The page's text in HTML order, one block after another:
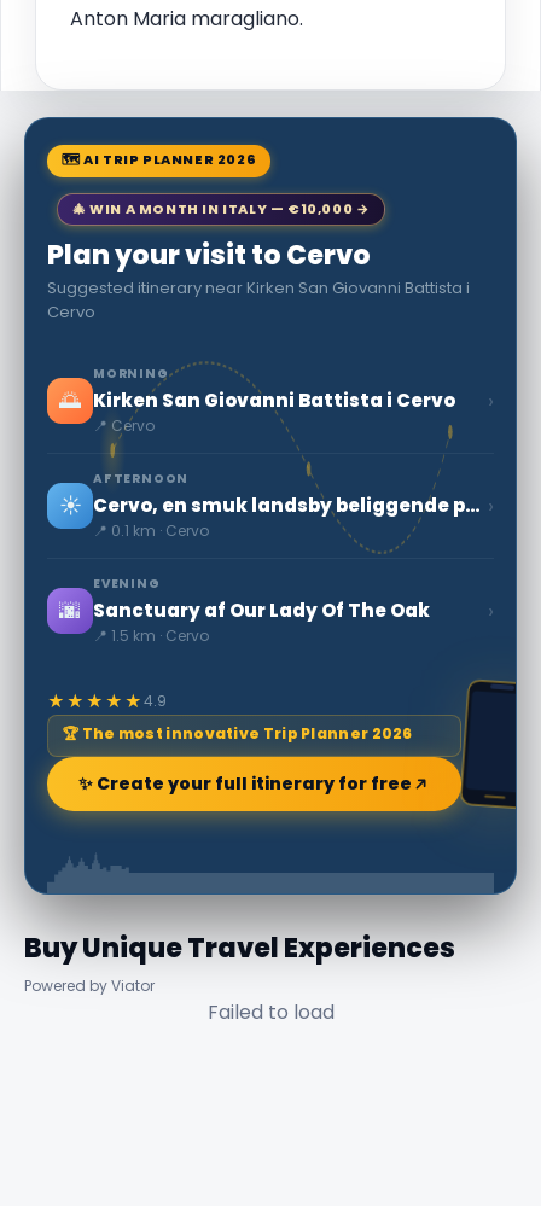
Anton Maria maragliano.
🗺 AI TRIP PLANNER 2026
🎄 WIN A MONTH IN ITALY — €10,000 →
Plan your visit to Cervo
Suggested itinerary near Kirken San Giovanni Battista i
Cervo
🌅
MORNING
Kirken San Giovanni Battista i Cervo
📍 Cervo
›
☀️
AFTERNOON
Cervo, en smuk landsby beliggende på havet
📍 0.1 km · Cervo
›
🌆
EVENING
Sanctuary af Our Lady Of The Oak
📍 1.5 km · Cervo
›
★★★★★4.9
🏆 The most innovative Trip Planner 2026
✨ Create your full itinerary for free
Buy Unique Travel Experiences
Powered by Viator
Failed to load